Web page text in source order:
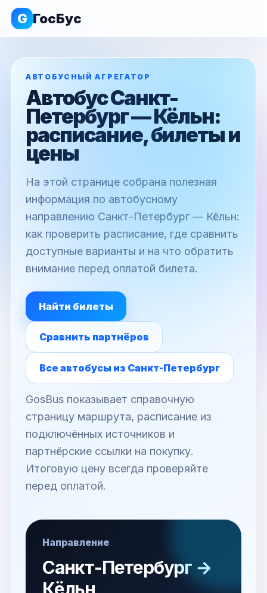
G ГосБус
АВТОБУСНЫЙ АГРЕГАТОР
Автобус Санкт-
Петербург — Кёльн:
расписание, билеты и
цены
На этой странице собрана полезная
информация по автобусному
направлению Санкт-Петербург — Кёльн:
как проверить расписание, где сравнить
доступные варианты и на что обратить
внимание перед оплатой билета.
Найти билеты
Сравнить партнёров
Все автобусы из Санкт-Петербург
GosBus показывает справочную
страницу маршрута, расписание из
подключённых источников и
партнёрские ссылки на покупку.
Итоговую цену всегда проверяйте
перед оплатой.
Направление
Санкт-Петербург →